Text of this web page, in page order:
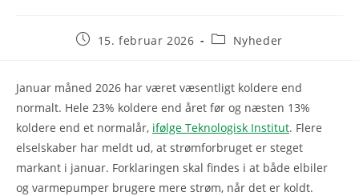
Post15. februar 2026
PostNyheder
Januar måned 2026 har været væsentligt koldere end
normalt. Hele 23% koldere end året før og næsten 13%
koldere end et normalår, ifølge Teknologisk Institut. Flere
elselskaber har meldt ud, at strømforbruget er steget
markant i januar. Forklaringen skal findes i at både elbiler
og varmepumper brugere mere strøm, når det er koldt.